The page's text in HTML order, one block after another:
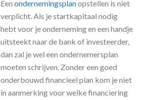
Een ondernemingsplanopstellen is niet
verplicht. Als je startkapitaal nodig
hebt voor je onderneming en een handje
uitsteekt naar de bank of investeerder,
dan zal je wel een ondernemersplan
moeten schrijven. Zonder een goed
onderbouwd financieel plan kom je niet
in aanmerking voor welke financiering